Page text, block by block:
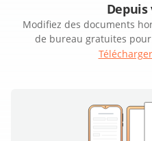
Depuis
Modifiez des documents
de bureau gratuites